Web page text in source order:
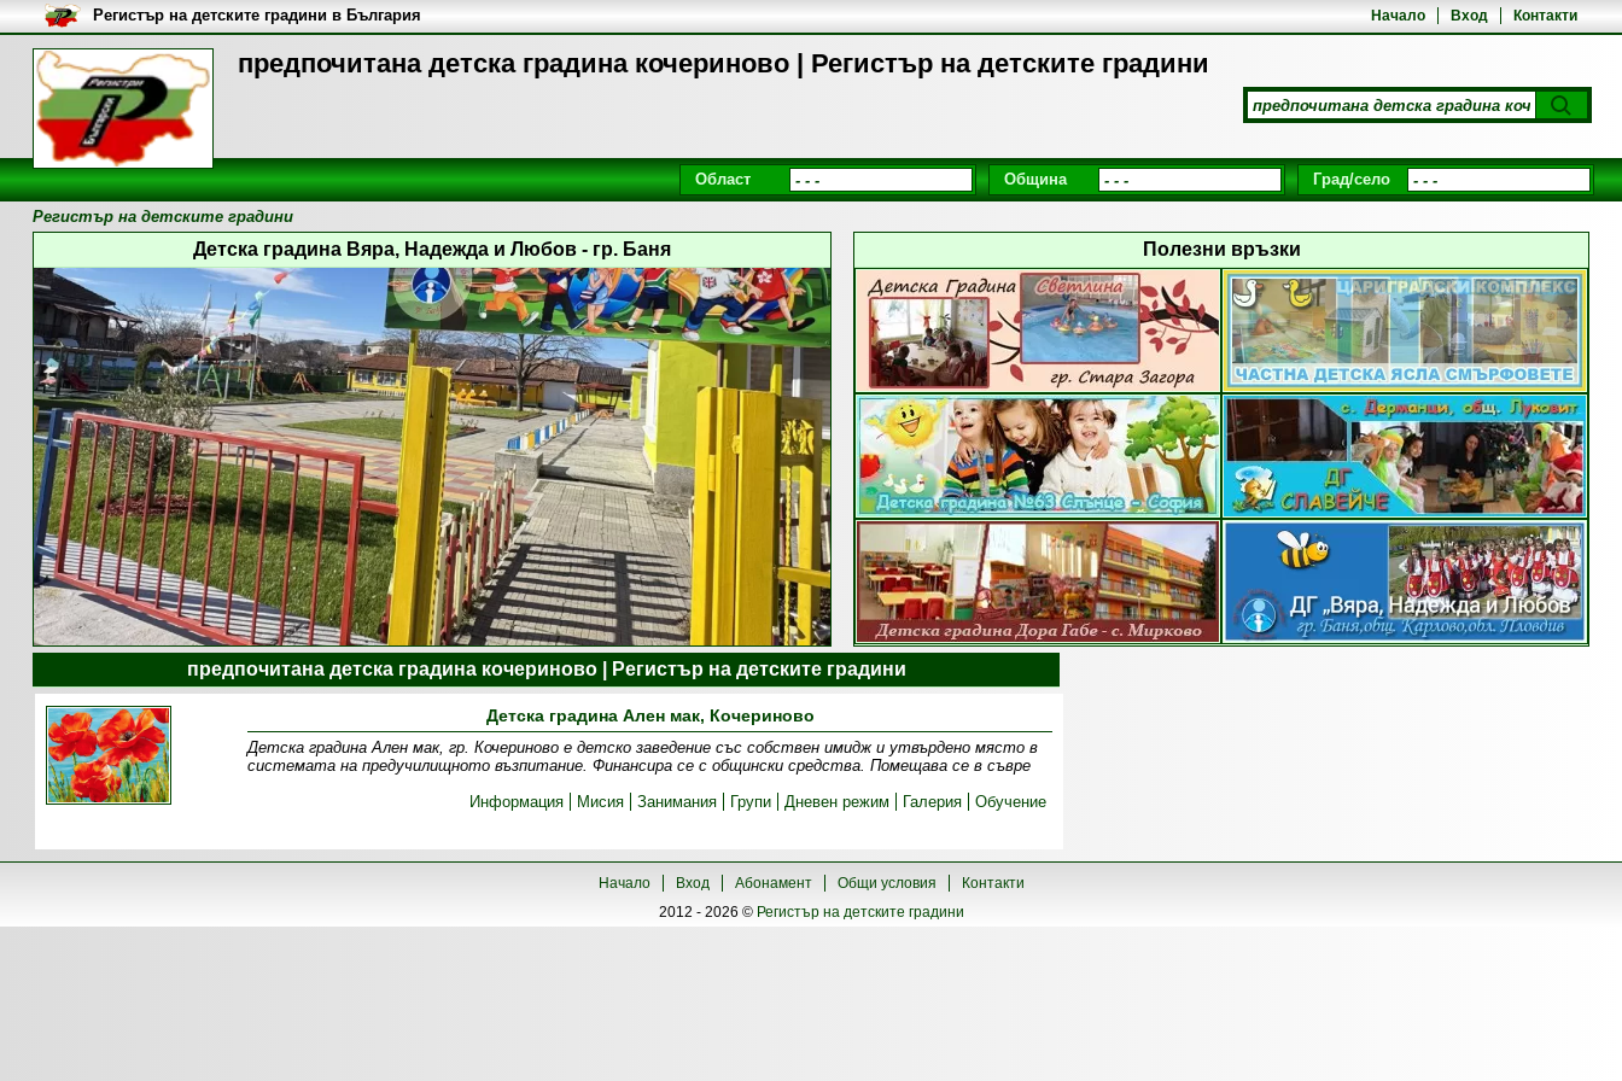
предпочитана детска градина кочериново | Регистър на детските градини
Начало Вход Контакти
Регистър на детските градини в България
Област Община Град/село
Регистър на детските градини
Полезни връзки
Детска градина Вяра, Надежда и Любов - гр. Баня
предпочитана детска градина кочериново | Регистър на детските градини
Детска градина Ален мак, Кочериново
Детска градина Ален мак, гр. Кочериново е детско заведение със собствен имидж и утвърдено място в
системата на предучилищното възпитание. Финансира се с общински средства. Помещава се в съвре
Информация
Мисия Занимания Групи Дневен режим Галерия Обучение
Начало Вход Абонамент Общи условия
Контакти
2012 - 2026 © Регистър на детските градини